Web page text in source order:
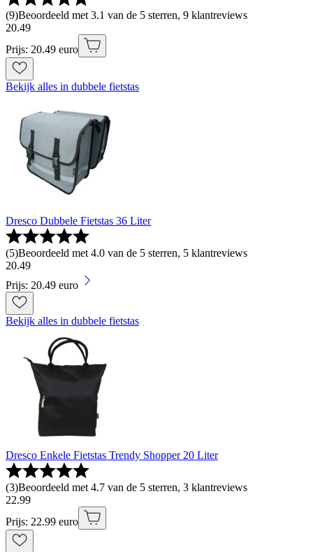
(9)Beoordeeld met 3.1 van de 5 sterren, 9 klantreviews
20.49
Prijs: 20.49 euro
Bekijk alles in dubbele fietstas
Dresco Dubbele Fietstas 36 Liter
(5)Beoordeeld met 4.0 van de 5 sterren, 5 klantreviews
20.49
Prijs: 20.49 euro
Bekijk alles in dubbele fietstas
Dresco Enkele Fietstas Trendy Shopper 20 Liter
(3)Beoordeeld met 4.7 van de 5 sterren, 3 klantreviews
22.99
Prijs: 22.99 euro